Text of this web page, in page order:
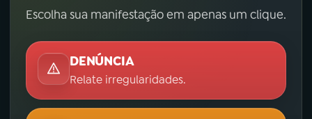
Escolha sua manifestação em apenas um clique.
DENÚNCIA
Relate irregularidades.